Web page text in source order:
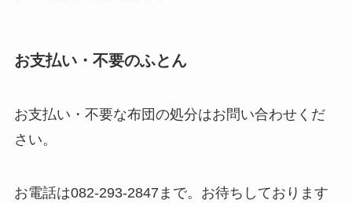
お支払い・不要のふとん
お支払い・不要な布団の処分はお問い合わせくだ
さい。
お電話は082-293-2847まで。お待ちしております